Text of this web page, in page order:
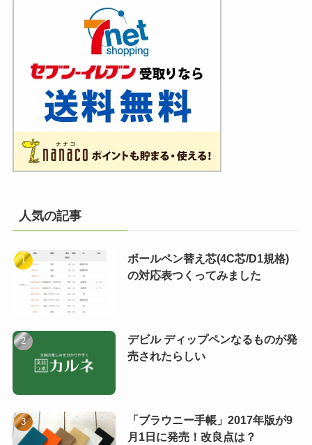
人気の記事
ボールペン替え芯(4C芯/D1規格)
の対応表つくってみました
デビル ディップペンなるものが発
売されたらしい
「ブラウニー手帳」2017年版が9
月1日に発売！改良点は？